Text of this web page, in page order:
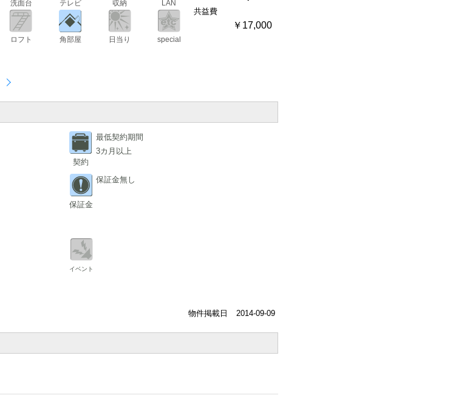
洗面台 テレビ 収納 LAN
ロフト 角部屋 日当り special
共益費
￥17,000
契約
最低契約期間
3カ月以上
保証金
保証金無し
イベント
物件掲載日 2014-09-09